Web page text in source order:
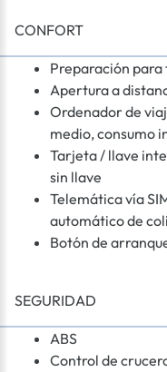
CONFORT
Preparación
Apertura a
Ordenador de
medio, consumo
Tarjeta / llave
sin llave
Telemática vía
automático de
Botón de
SEGURIDAD
ABS
Control de